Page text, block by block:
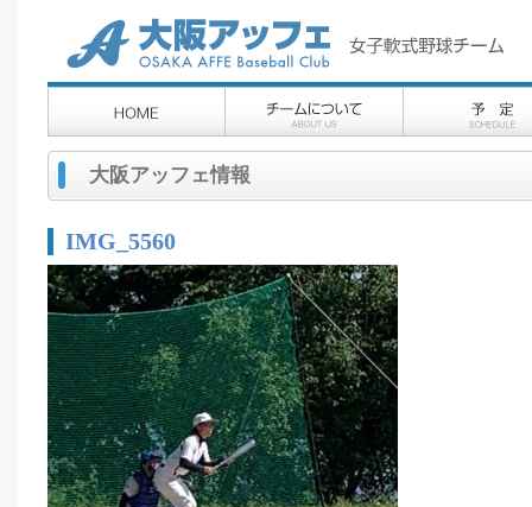
大阪アッフェ情報
IMG_5560